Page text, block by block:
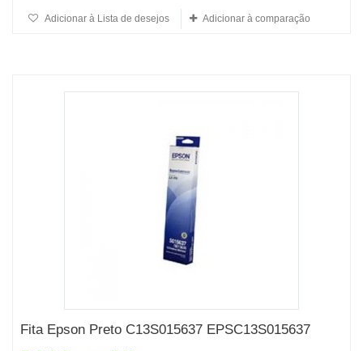
Adicionar à Lista de desejos Adicionar à comparação
Fita Epson Preto C13S015637 EPSC13S015637